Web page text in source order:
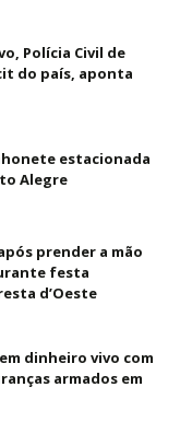
Polícia Civil de
do país, aponta
estacionada
Alegre
prender a mão
festa
d’Oeste
dinheiro vivo com
armados em